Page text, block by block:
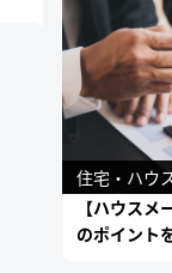
住宅・ハウ
【ハウス
のポイント